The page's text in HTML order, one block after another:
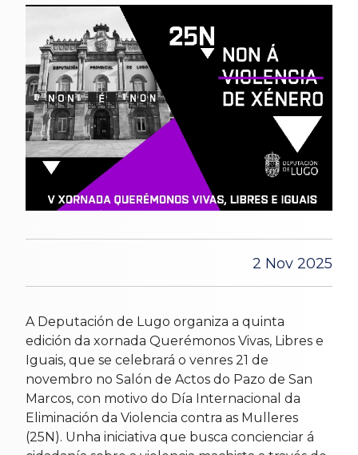
2 Nov 2025
A Deputación de Lugo organiza a quinta
edición da xornada Querémonos Vivas, Libres e
Iguais, que se celebrará o venres 21 de
novembro no Salón de Actos do Pazo de San
Marcos, con motivo do Día Internacional da
Eliminación da Violencia contra as Mulleres
(25N). Unha iniciativa que busca concienciar á